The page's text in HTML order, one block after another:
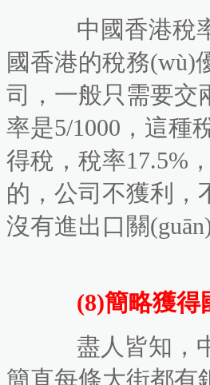
中國香港稅率
國香港的稅務(wù)
司，一般只需要交
率是5/1000，這
得稅，稅率
的，公司不獲利
沒有進出口關(guān)稅
(8)簡略獲得
盡人皆知
簡直每條大街都有